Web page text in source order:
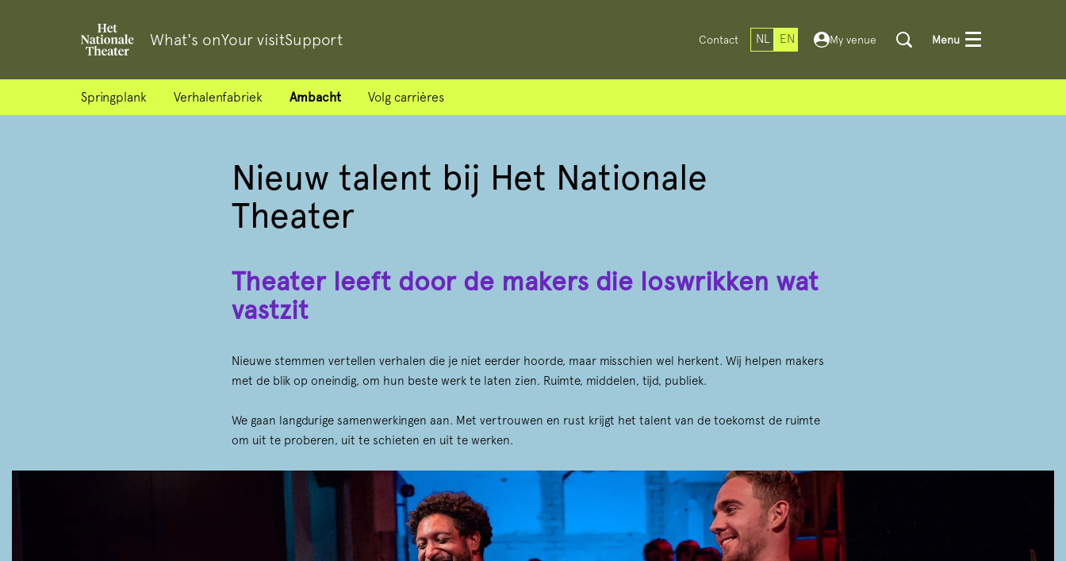
What's onYour visitSupport Contact NL EN My venue Menu
Springplank Verhalenfabriek Ambacht Volg carrières
Nieuw talent bij Het Nationale
Theater
Theater leeft door de makers die loswrikken wat
vastzit
Nieuwe stemmen vertellen verhalen die je niet eerder hoorde, maar misschien wel herkent. Wij helpen makers
met de blik op oneindig, om hun beste werk te laten zien. Ruimte, middelen, tijd, publiek.
We gaan langdurige samenwerkingen aan. Met vertrouwen en rust krijgt het talent van de toekomst de ruimte
om uit te proberen, uit te schieten en uit te werken.